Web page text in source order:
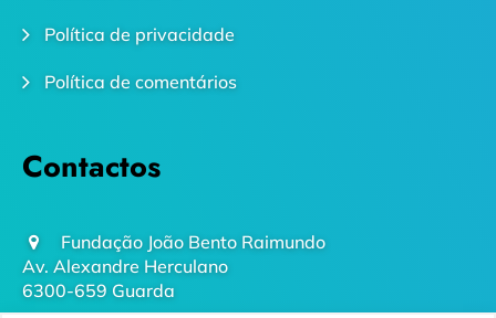
Política de privacidade
Política de comentários
Contactos
Fundação João Bento Raimundo
Av. Alexandre Herculano
6300-659 Guarda